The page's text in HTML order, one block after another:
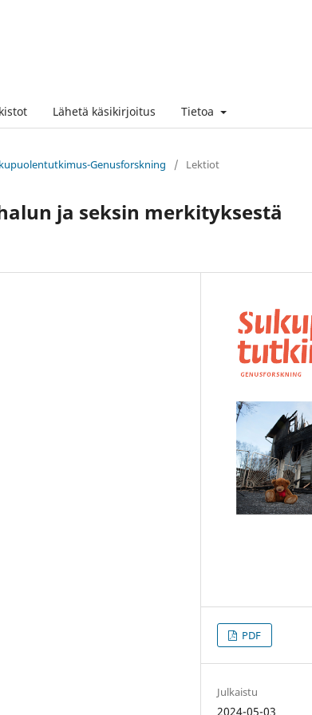
Lähetä käsikirjoitus Tietoa
Genusforskning / Lektiot
ja seksin merkityksestä
PDF
Julkaistu
2024-05-03